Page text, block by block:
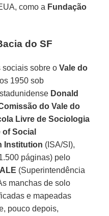
como a Fundação
do SF
sociais sobre oVale do
1950 sob
Donald
do Vale do
Livre de Sociologia
of Social
Institution (ISA/SI),
páginas) pelo
(Superintendência
manchas de solo
e mapeadas
pouco depois,